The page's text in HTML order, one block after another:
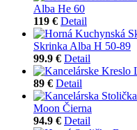
Alba He 60
119 € Detail
Skrinka Alba H 50-89
99.9 € Detail
89 € Detail
Moon Čierna
94.9 € Detail